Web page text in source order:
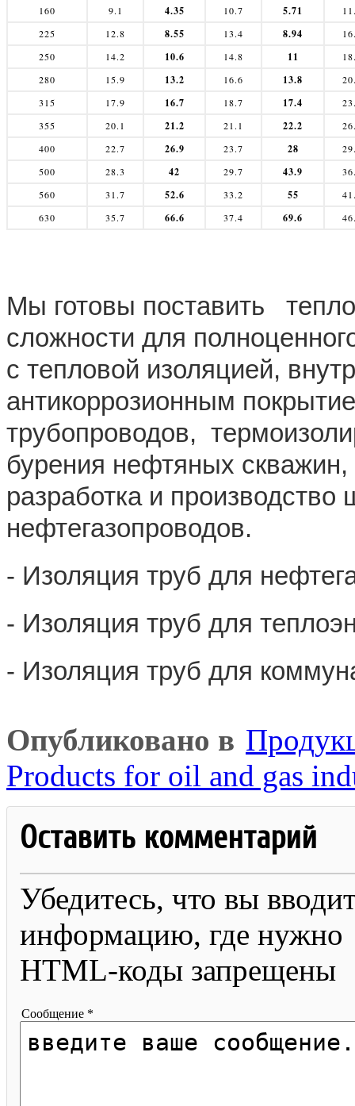
160 9.1 4.35 10.7 5.71
225
12.8 8.55 13.4 8.94
250
14.2 10.6 14.8 11
280
15.9 13.2 16.6 13.8
315
17.9 16.7 18.7 17.4
355
20.1 21.2 21.1 22.2
400
22.7 26.9 23.7 28
500
28.3 42 29.7 43.9
560
31.7 52.6 33.2 55
630
35.7 66.6 37.4 69.6
Мы готовы поставить
сложности для
с тепловой изоляцией,
антикоррозионным
трубопроводов,
бурения нефтяных
разработка и
нефтегазопроводов.
- Изоляция труб для
- Изоляция труб для
- Изоляция труб для
Опубликовано в
Products for oil and gas
Оставить комментарий
Убедитесь, что вы
информацию, где нужно
HTML-коды запрещены
Сообщение *